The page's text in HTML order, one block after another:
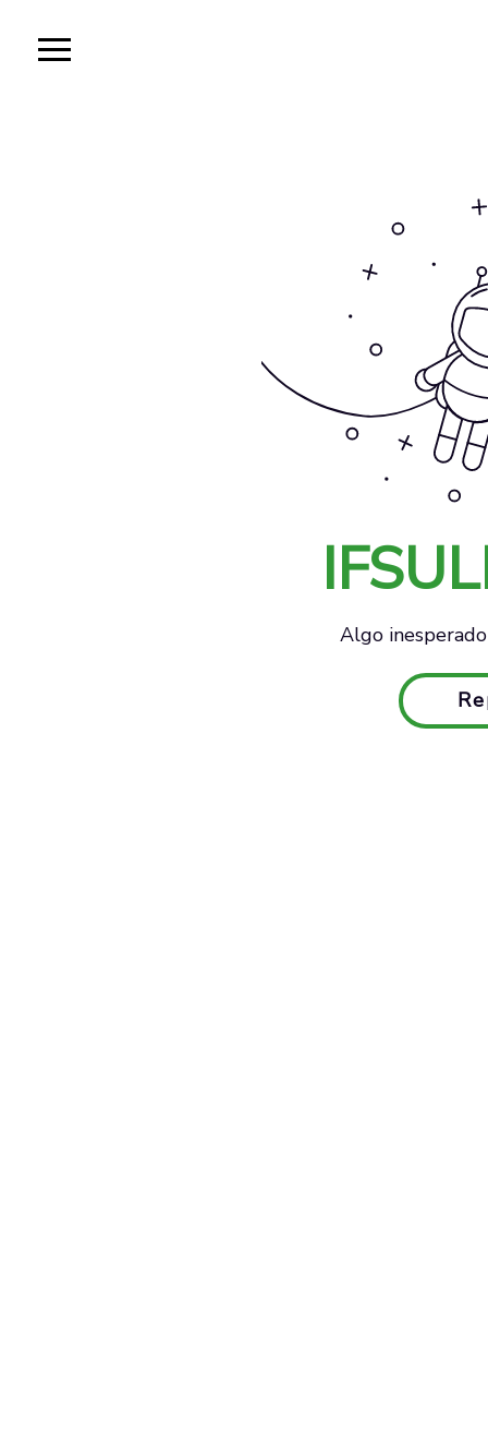
Algo